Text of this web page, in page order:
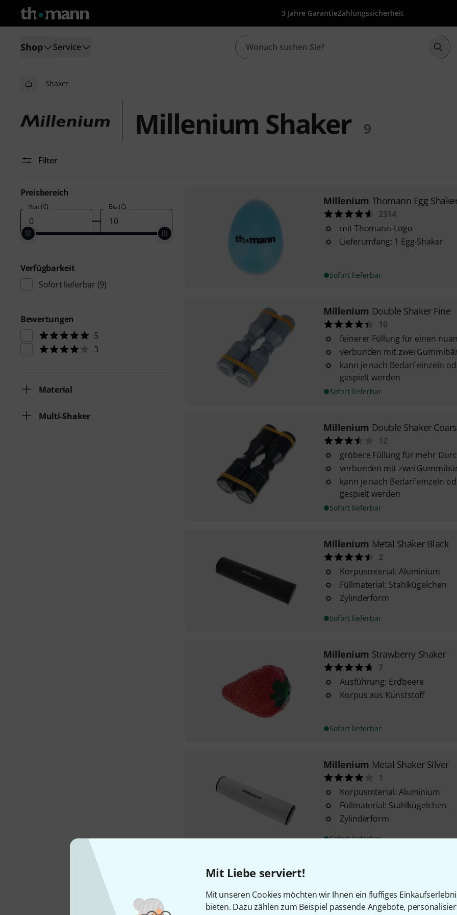
Mit Liebe serviert!
Mit unseren Cookies möchten wir Ihnen ein fluffiges
bieten. Dazu zählen zum Beispiel passende Angebote,
3 Jahre GarantieZahlungssicherheit
Shop Service
Shaker
Millenium Shaker 9
Filter
Preisbereich
Von (€) Bis (€)
Verfügbarkeit
Sofort lieferbar (9)
Bewertungen
5
3
Material
Multi-Shaker
Millenium Thomann Egg
2314
mit Thomann-Logo
Lieferumfang: 1 Egg-Shaker
Sofort lieferbar
Millenium Double Shaker Fine
10
feinerer Füllung für einen
verbunden mit zwei
kann je nach Bedarf einzeln
gespielt werden
Sofort lieferbar
Millenium Double Shaker
12
gröbere Füllung für mehr
verbunden mit zwei
kann je nach Bedarf einzeln
gespielt werden
Sofort lieferbar
Millenium Metal Shaker Black
2
Korpusmterial: Aluminium
Füllmaterial: Stahlkügelchen
Zylinderform
Sofort lieferbar
Millenium Strawberry Shaker
7
Ausführung: Erdbeere
Korpus aus Kunststoff
Sofort lieferbar
Millenium Metal Shaker Silver
1
Korpusmterial: Aluminium
Füllmaterial: Stahlkügelchen
Zylinderform
Sofort lieferbar
Korpusmterial: Aluminium